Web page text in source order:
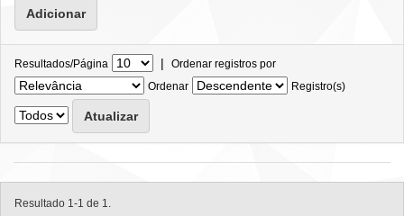
Resultados/Página | Ordenar registros por
Ordenar
Registro(s)
Resultado 1-1 de 1.